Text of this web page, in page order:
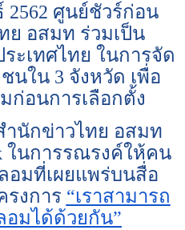
ศูนย์ชัวร์ก่อน
ย อสมท ร่วมเป็น
ะเทศไทย ในการจัด
นใน 3 จังหวัด เพื่อ
ก่อนการเลือกตั้ง
นักข่าวไทย อสมท
ในการรณรงค์ให้คน
อมที่เผยแพร่บนสื่อ
รงการ “เราสามารถ
มได้ด้วยกัน”